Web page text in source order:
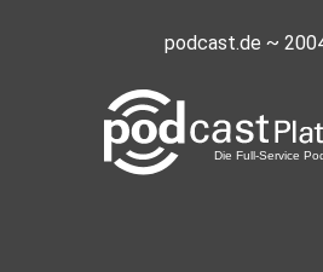
podcast.de ~